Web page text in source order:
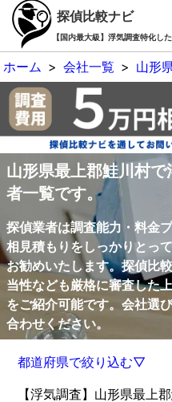
探偵比較ナビ
【国内最大級】浮気調査特化し
ホーム > 会社一覧 > 山形
山形県最上郡鮭川村
者一覧です。
探偵業者は調査能力・料金
相見積もりをしっかりとっ
お勧めいたします。探偵比
当性なども厳格に審査した
をご紹介可能です。会社選
合わせください。
都道府県で絞り込む▽
【浮気調査】山形県最上